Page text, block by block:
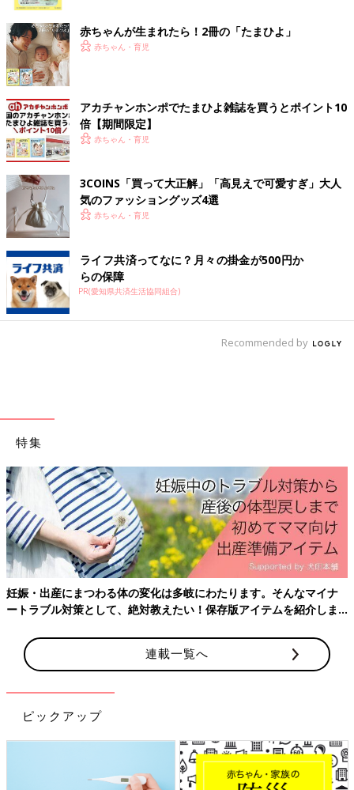
じろこさんは、ドライヤーのコード収納に「DIYフック」を使用
しているんだとか。ドライヤーのコードは収納に困ることも多い
ですが、こちらのフックに引っ掛ければスッキリとし、取り出し
やすいですよね♪ コードが絡まりにくいのも◎。これは便利です
ね！
洗面下の空間を有効活用！「クローゼット収納ケー
ス（550円）」
赤ちゃんが生まれたら！2冊の「たまひよ」
赤ちゃん・育児
アカチャンホンポでたまひよ雑誌を買うとポイント10
倍【期間限定】
赤ちゃん・育児
3COINS「買って大正解」「高見えで可愛すぎ」大人
気のファッショングッズ4選
赤ちゃん・育児
ライフ共済ってなに？月々の掛金が500円か
らの保障
PR(愛知県共済生活協同組合)
Recommended by
特集
妊娠・出産にまつわる体の変化は多岐にわたります。そんなマイナ
ートラブル対策として、絶対教えたい！保存版アイテムを紹介しま
連載一覧へ
ピックアップ